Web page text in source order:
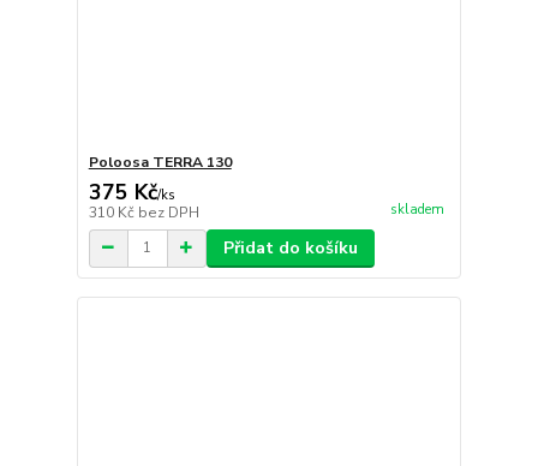
Poloosa TERRA 130
375 Kč/ks
310 Kč bez DPH skladem
Přidat do košíku